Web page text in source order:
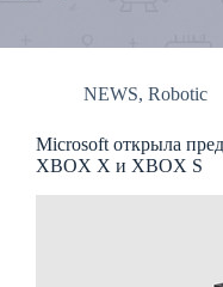
NEWS, Robotic
Microsoft открыла
XBOX X и XBOX S